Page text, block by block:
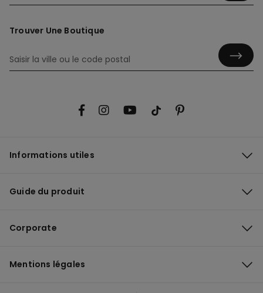
Trouver Une Boutique
Informations utiles
Guide du produit
Corporate
Mentions légales